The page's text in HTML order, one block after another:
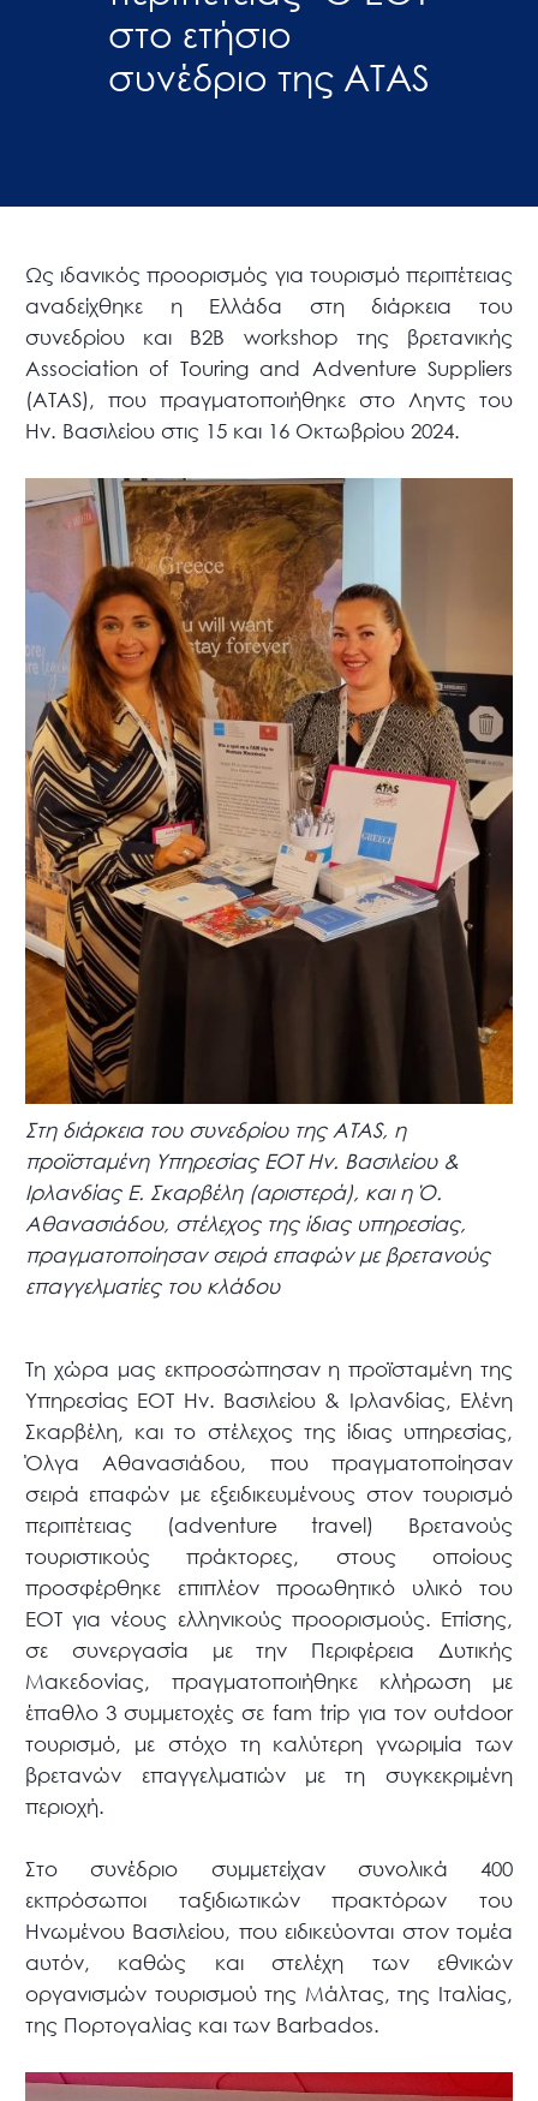
στο ετήσιο
συνέδριο της ATAS
Ως ιδανικός προορισμός για τουρισμό περιπέτειας
αναδείχθηκε η Ελλάδα στη διάρκεια του
συνεδρίου και Β2Β workshop της βρετανικής
Association of Touring and Adventure Suppliers
(ATAS), που πραγματοποιήθηκε στο Ληντς του
Ην. Βασιλείου στις 15 και 16 Οκτωβρίου 2024.
Στη διάρκεια του συνεδρίου της ATAS, η
προϊσταμένη Υπηρεσίας ΕΟΤ Ην. Βασιλείου &
Ιρλανδίας Ε. Σκαρβέλη (αριστερά), και η Ό.
Αθανασιάδου, στέλεχος της ίδιας υπηρεσίας,
πραγματοποίησαν σειρά επαφών με βρετανούς
επαγγελματίες του κλάδου
Τη χώρα μας εκπροσώπησαν η προϊσταμένη της
Υπηρεσίας ΕΟΤ Ην. Βασιλείου & Ιρλανδίας, Ελένη
Σκαρβέλη, και το στέλεχος της ίδιας υπηρεσίας,
Όλγα Αθανασιάδου, που πραγματοποίησαν
σειρά επαφών με εξειδικευμένους στον τουρισμό
περιπέτειας (adventure travel) Βρετανούς
τουριστικούς πράκτορες, στους οποίους
προσφέρθηκε επιπλέον προωθητικό υλικό του
ΕΟΤ για νέους ελληνικούς προορισμούς. Επίσης,
σε συνεργασία με την Περιφέρεια Δυτικής
Μακεδονίας, πραγματοποιήθηκε κλήρωση με
έπαθλο 3 συμμετοχές σε fam trip για τον outdoor
τουρισμό, με στόχο τη καλύτερη γνωριμία των
βρετανών επαγγελματιών με τη συγκεκριμένη
περιοχή.
Στο συνέδριο συμμετείχαν συνολικά 400
εκπρόσωποι ταξιδιωτικών πρακτόρων του
Ηνωμένου Βασιλείου, που ειδικεύονται στον τομέα
αυτόν, καθώς και στελέχη των εθνικών
οργανισμών τουρισμού της Μάλτας, της Ιταλίας,
της Πορτογαλίας και των Barbados.